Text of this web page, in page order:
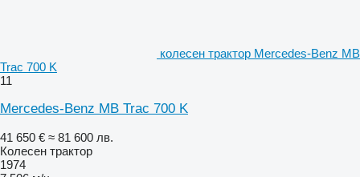
колесен трактор Mercedes-Benz MB
Trac 700 K
11
Mercedes-Benz MB Trac 700 K
41 650 € ≈ 81 600 лв.
Колесен трактор
1974